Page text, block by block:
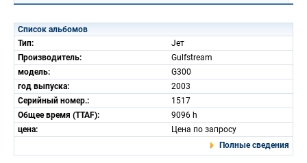
Список альбомов
Тип:
Jет
Производитель:
Gulfstream
модель:
G300
год выпуска:
2003
Серийный номер.:
1517
Общее время (TTAF):
9096 h
цена:
Цена по запросу
Полные сведения